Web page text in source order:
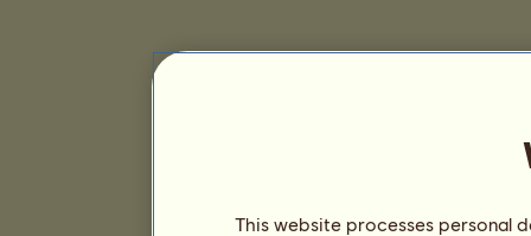
This website processes personal